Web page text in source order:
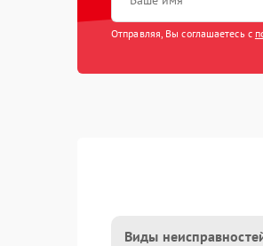
Отправляя, Вы соглашаетесь с
Виды